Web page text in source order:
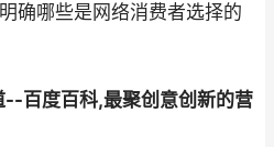
确哪些是网络消费者选择的
百度百科,最聚创意创新的营